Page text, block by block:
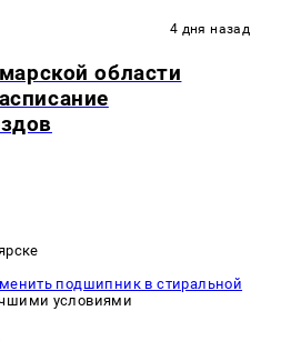
4 дня назад
области
подшипник в стиральной
условиями